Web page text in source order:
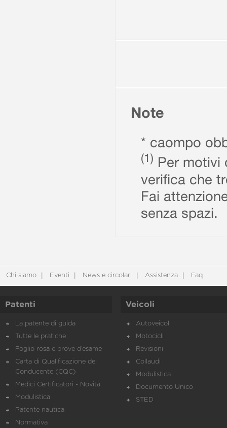
Note
* caompo
(1) Per motivi
verifica che
Fai
senza spazi.
Chi siamo Eventi News e circolari Assistenza Faq
Patenti
La patente di guida
Tutte le pratiche
Foglio rosa e prove d’esame
Carta di Qualificazione del
Conducente (CQC)
Medici Certificatori - Novità
Modulistica
Patente nautica
Normativa
Veicoli
Autoveicoli
Motocicli
Revisioni
Collaudi
Modulistica
Documento Unico
STED